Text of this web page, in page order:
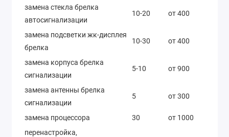
замена стекла брелка
автосигнализации
10-20 от 400
замена подсветки жк-дисплея
брелка
10-30 от 400
замена корпуса брелка
сигнализации
5-10 от 900
замена антенны брелка
сигнализации
5 от 300
замена процессора 30
от 1000
перенастройка,